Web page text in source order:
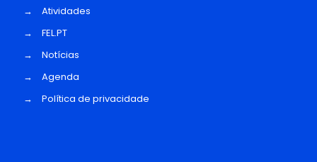
→
Atividades
→
FEL.PT
→
Notícias
→
Agenda
→
Política de privacidade